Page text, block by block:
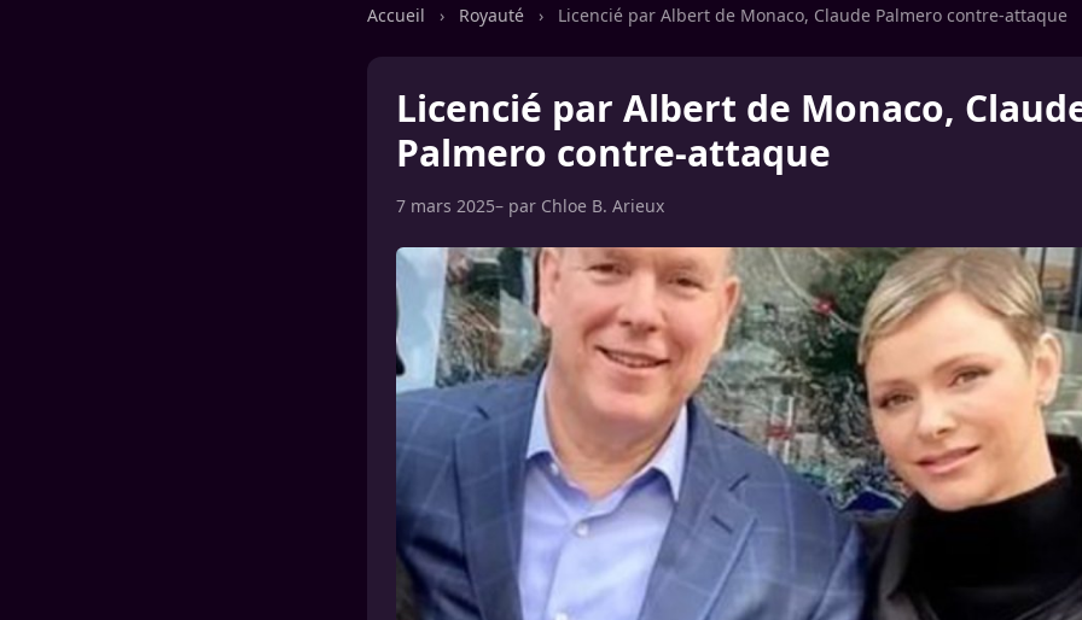
Accueil › Royauté › Licencié par Albert de Monaco, Claude Palmero contre-attaque
Licencié par Albert de Monaco,
Palmero contre-attaque
7 mars 2025– par Chloe B. Arieux